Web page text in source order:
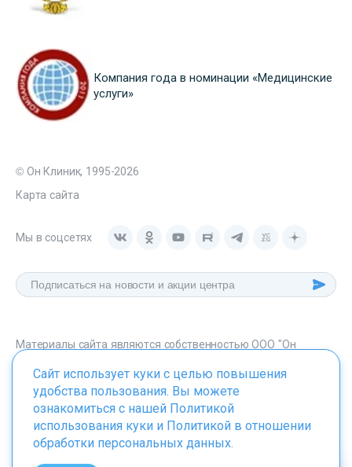
Компания года в номинации «Медицинские
услуги»
© Он Клиник, 1995-2026
Карта сайта
Мы в соцсетях
Материалы сайта являются собственностью ООО "Он
onclinic.ru запрещено в соответствии со статьей 1259 ГК. РФ.
ИМЕЮТСЯ ПРОТИВОПОКАЗАНИЯ. НЕОБХОДИМО
Сайт использует куки с целью повышения
удобства пользования. Вы можете
ознакомиться с нашей Политикой
использования куки и Политикой в отношении
обработки персональных данных.